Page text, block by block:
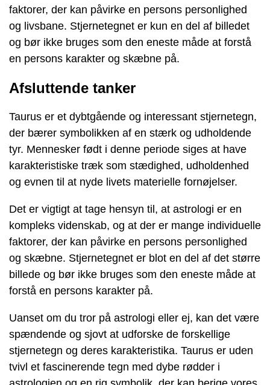
faktorer, der kan påvirke en persons personlighed
og livsbane. Stjernetegnet er kun en del af billedet
og bør ikke bruges som den eneste måde at forstå
en persons karakter og skæbne på.
Afsluttende tanker
Taurus er et dybtgående og interessant stjernetegn,
der bærer symbolikken af en stærk og udholdende
tyr. Mennesker født i denne periode siges at have
karakteristiske træk som stædighed, udholdenhed
og evnen til at nyde livets materielle fornøjelser.
Det er vigtigt at tage hensyn til, at astrologi er en
kompleks videnskab, og at der er mange individuelle
faktorer, der kan påvirke en persons personlighed
og skæbne. Stjernetegnet er blot en del af det større
billede og bør ikke bruges som den eneste måde at
forstå en persons karakter på.
Uanset om du tror på astrologi eller ej, kan det være
spændende og sjovt at udforske de forskellige
stjernetegn og deres karakteristika. Taurus er uden
tvivl et fascinerende tegn med dybe rødder i